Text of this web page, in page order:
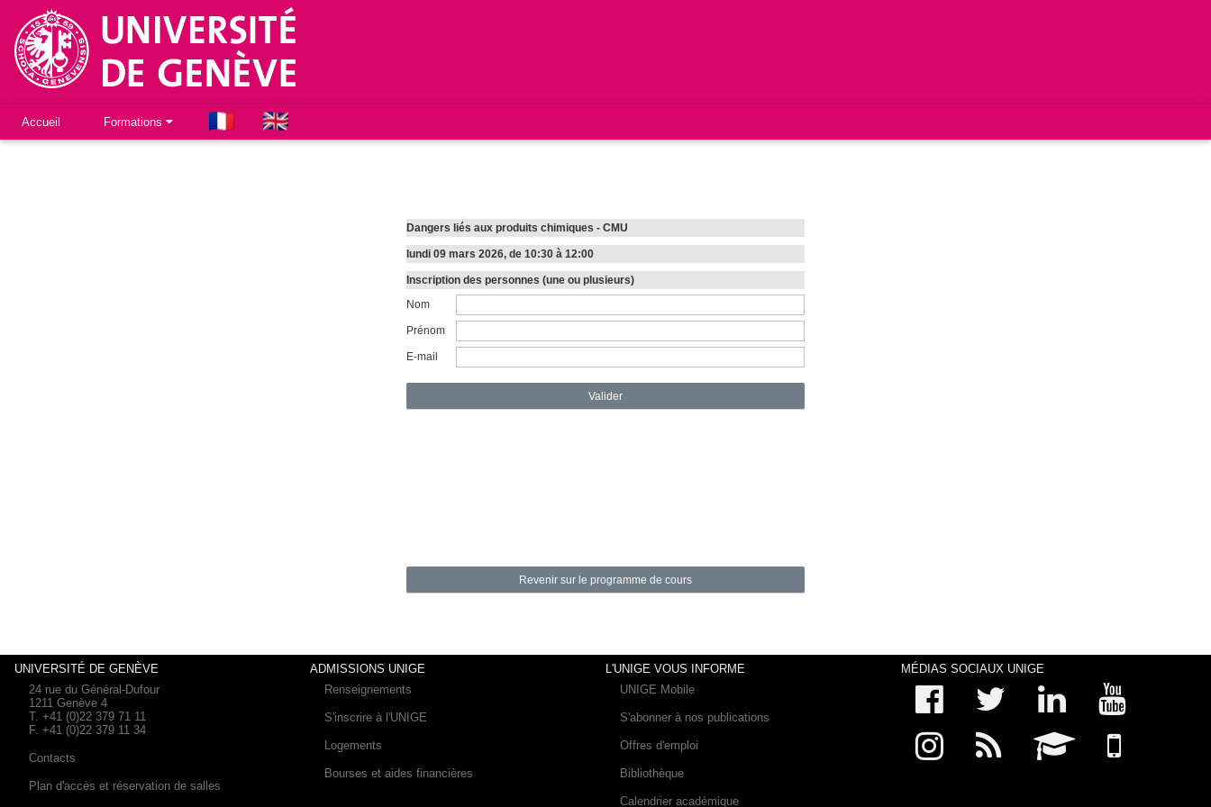
Accueil Formations
Dangers liés aux produits chimiques - CMU
lundi 09 mars 2026, de 10:30 à 12:00
Inscription des personnes (une ou plusieurs)
Nom
Prénom
E-mail
Valider
Revenir sur le programme de cours
UNIVERSITÉ DE GENÈVE
24 rue du Général-Dufour
1211 Genève 4
T. +41 (0)22 379 71 11
F. +41 (0)22 379 11 34
Contacts
Plan d'accès et réservation de salles
ADMISSIONS UNIGE
Renseignements
S'inscrire à l'UNIGE
Logements
Bourses et aides financières
L'UNIGE VOUS INFORME
UNIGE Mobile
S'abonner à nos publications
Offres d'emploi
Bibliothèque
Calendrier académique
MÉDIAS SOCIAUX UNIGE